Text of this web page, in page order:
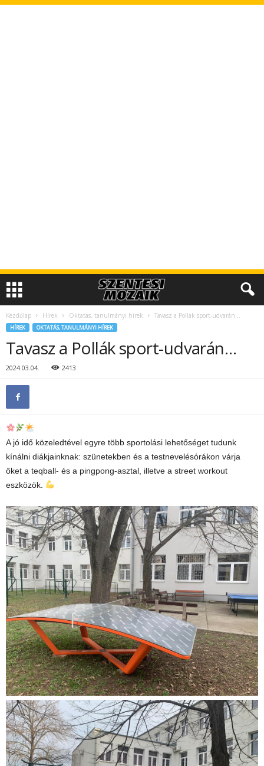
Kezdőlap Hírek Oktatás, tanulmányi hírek Tavasz a Pollák sport-udvarán…
HÍREK OKTATÁS, TANULMÁNYI HÍREK
Tavasz a Pollák sport-udvarán…
2024.03.04. 2413
A jó idő közeledtével egyre több sportolási lehetőséget tudunk
kínálni diákjainknak: szünetekben és a testnevelésórákon várja
őket a teqball- és a pingpong-asztal, illetve a street workout
eszközök.